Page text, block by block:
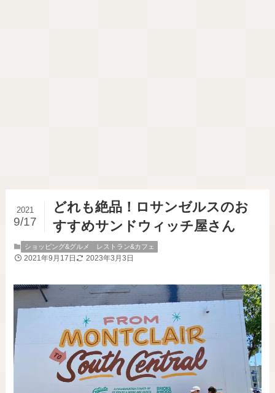
どれも絶品！ロサンゼルスのお
すすめサンドウィッチ屋さん
2021
9/17
ショッピング&グルメ レストラン&カフェ
2021年9月17日 2023年3月3日